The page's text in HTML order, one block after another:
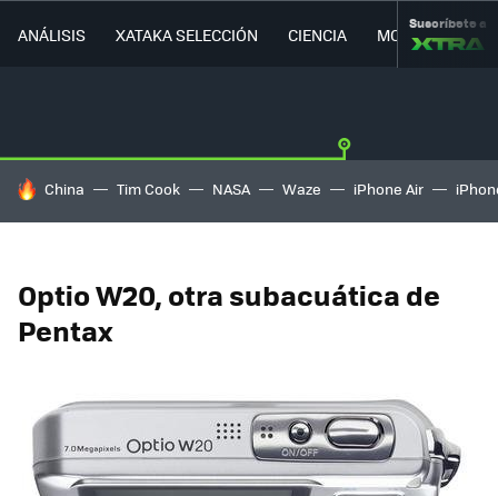
ANÁLISIS XATAKA SELECCIÓN CIENCIA MOVILIDAD
Suscríbete a
HOY SE HABLA DE
China Tim Cook NASA Waze iPhone Air
Optio W20, otra subacuática de
Pentax